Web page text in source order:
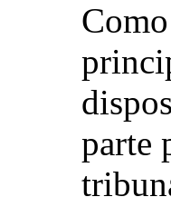
parte